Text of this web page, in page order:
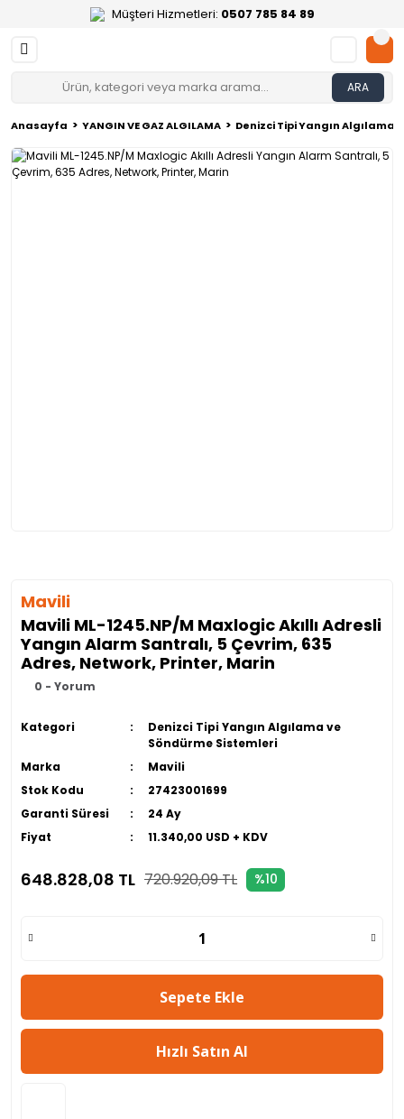
Müşteri Hizmetleri: 0507 785 84 89
ARA
Anasayfa YANGIN VE GAZ ALGILAMA Denizci Tipi Yangın Algılama
Mavili
Mavili ML-1245.NP/M Maxlogic Akıllı Adresli
Yangın Alarm Santralı, 5 Çevrim, 635
Adres, Network, Printer, Marin
0 - Yorum
Kategori
Denizci Tipi Yangın Algılama ve
Söndürme Sistemleri
Marka
Mavili
Stok Kodu
27423001699
Garanti Süresi
24 Ay
Fiyat
11.340,00 USD + KDV
648.828,08 TL 720.920,09 TL %10
Sepete Ekle
Hızlı Satın Al